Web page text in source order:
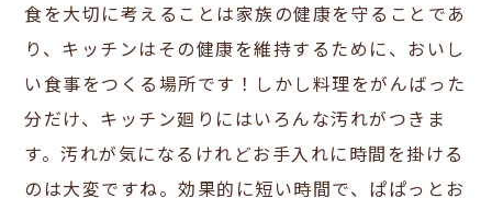
食を大切に考えることは家族の健康を守ることであ
り、キッチンはその健康を維持するために、おいし
い食事をつくる場所です！しかし料理をがんばった
分だけ、キッチン廻りにはいろんな汚れがつきま
す。汚れが気になるけれどお手入れに時間を掛ける
のは大変ですね。効果的に短い時間で、ぱぱっとお